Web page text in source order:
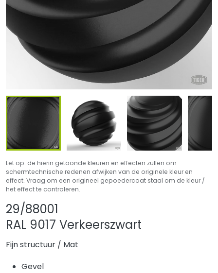
Let op: de hierin getoonde kleuren en effecten zullen om
schermtechnische redenen afwijken van de originele kleur en
effect. Vraag om een origineel gepoedercoat staal om de kleur /
het effect te controleren.
29/88001
RAL 9017 Verkeerszwart
Fijn structuur / Mat
Gevel